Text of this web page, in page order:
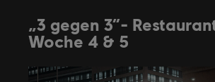
„3 gegen 3“-
Woche 4 & 5